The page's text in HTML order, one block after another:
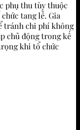
phụ thu tùy thuộc
tang lễ. Gia
tránh chi phí không
chủ động trong kế
khi tổ chức